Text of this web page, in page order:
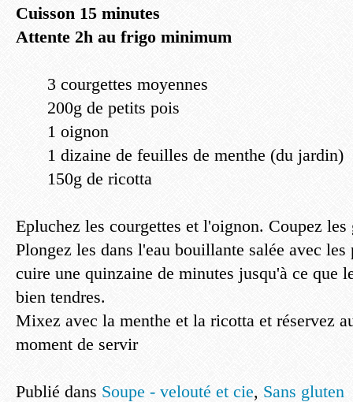
Cuisson 15 minutes
Attente 2h au frigo minimum
3 courgettes moyennes
200g de petits pois
1 oignon
1 dizaine de feuilles de menthe (du jardin)
150g de ricotta
Epluchez les courgettes et l'oignon. Coupez les
Plongez les dans l'eau bouillante salée avec
cuire une quinzaine de minutes jusqu'à ce que
bien tendres.
Mixez avec la menthe et la ricotta et réservez
moment de servir
Publié dans Soupe - velouté et cie, Sans gluten